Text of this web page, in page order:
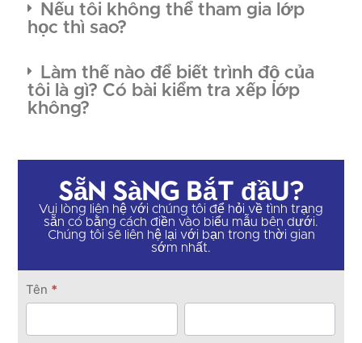
Nếu tôi không thể tham gia lớp
học thì sao?
Làm thế nào để biết trình độ của
tôi là gì? Có bài kiểm tra xếp lớp
không?
Sẵn sàng bắt đầu?
Vui lòng liên hệ với chúng tôi để hỏi về tình trạng
sẵn có bằng cách điền vào biểu mẫu bên dưới.
Chúng tôi sẽ liên hệ lại với bạn trong thời gian
sớm nhất.
Liên
hệ
Tên *
tiên
cùng